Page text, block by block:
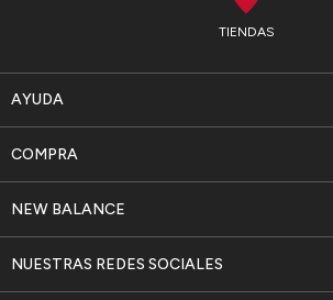
TIENDAS
AYUDA
NEW BALANCE
COMPRA
NUESTRAS REDES SOCIALES